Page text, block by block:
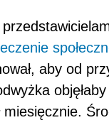
aby od
miesięcznie.